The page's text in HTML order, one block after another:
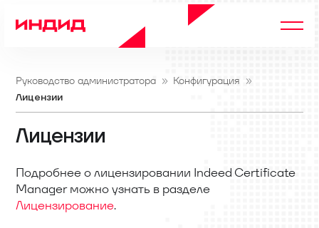
Руководство администратора
Конфигурация
Лицензии
Лицензии
Подробнее о лицензировании Indeed Certificate
Manager можно узнать в разделе
Лицензирование.